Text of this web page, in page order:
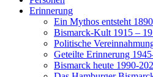
Erinnerung
Ein Mythos entsteht
Bismarck-Kult 1915 –
Politische
Geteilte Erinnerung
Bismarck heute 1990-